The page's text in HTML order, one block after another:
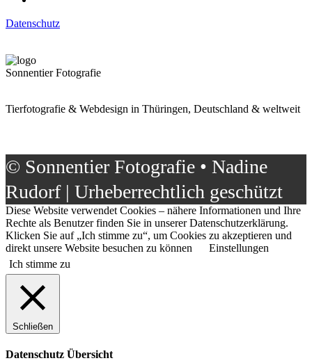
Datenschutz
Sonnentier Fotografie
Tierfotografie & Webdesign in Thüringen, Deutschland & weltweit
© Sonnentier Fotografie • Nadine
Rudorf | Urheberrechtlich geschützt
Diese Website verwendet Cookies – nähere Informationen und Ihre
Rechte als Benutzer finden Sie in unserer Datenschutzerklärung.
Klicken Sie auf „Ich stimme zu“, um Cookies zu akzeptieren und
direkt unsere Website besuchen zu können
Einstellungen
Ich stimme zu
Schließen
Datenschutz Übersicht